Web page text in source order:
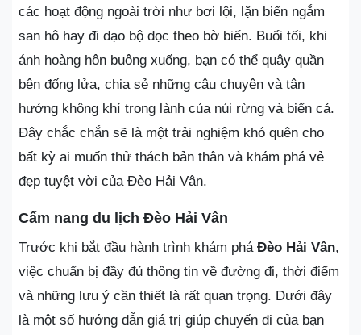
các hoạt động ngoài trời như bơi lội, lặn biển ngắm
san hô hay đi dạo bộ dọc theo bờ biển. Buổi tối, khi
ánh hoàng hôn buông xuống, bạn có thể quây quần
bên đống lửa, chia sẻ những câu chuyện và tận
hưởng không khí trong lành của núi rừng và biển cả.
Đây chắc chắn sẽ là một trải nghiệm khó quên cho
bất kỳ ai muốn thử thách bản thân và khám phá vẻ
đẹp tuyệt vời của Đèo Hải Vân.
Cẩm nang du lịch Đèo Hải Vân
Trước khi bắt đầu hành trình khám phá Đèo Hải Vân,
việc chuẩn bị đầy đủ thông tin về đường đi, thời điểm
và những lưu ý cần thiết là rất quan trọng. Dưới đây
là một số hướng dẫn giá trị giúp chuyến đi của bạn